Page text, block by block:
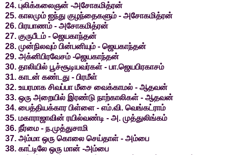
24. புலிக்கலைஞன் -அசோகமித்ரன்
25. காலமும் ஐந்து குழந்தைகளும் - அசோகமித்ரன்
26. பிரயாணம் - அசோகமித்ரன்
27. குருபீடம் - ஜெயகாந்தன்
28. முன்நிலவும் பின்பனியும் - ஜெயகாந்தன்
29. அக்னிபிரவேசம் -ஜெயகாந்தன்
30. தாலியில் பூச்சூடியவர்கள் - பா.ஜெயபிரகாசம்
31. காடன் கண்டது - பிரமீள்
32. உயரமாக சிவப்பா மீசை வைக்காமல் - ஆதவன்
33. ஒரு அறையில் இரண்டு நாற்காலிகள் - ஆதவன்
34. பைத்தியக்கார பிள்ளை - எம்.வி. வெங்கட்ராம்
35. மகாராஜாவின் ரயில்வண்டி - அ. முத்துலிங்கம்
36. நீர்மை - ந.முத்துசாமி
37. அம்மா ஒரு கொலை செய்தாள் - அம்பை
38. காட்டிலே ஒரு மான் -அம்பை